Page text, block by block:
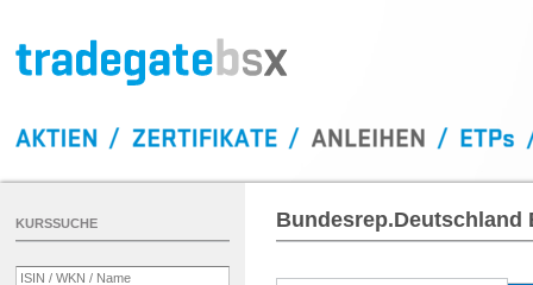
Bundesrep.Deutschland
KURSSUCHE